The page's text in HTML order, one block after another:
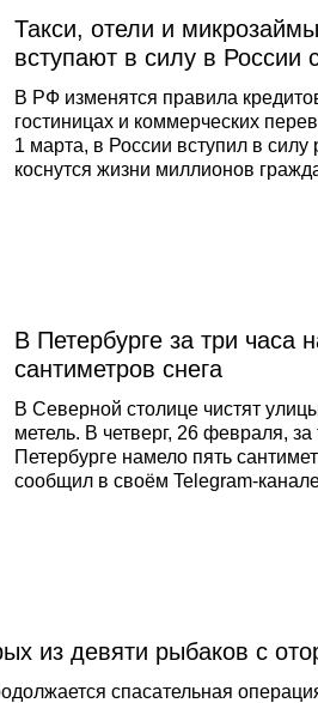
Такси, отели и
вступают в силу в России
В РФ изменятся правила
гостиницах и коммерческих
1 марта, в России вступил в силу
коснутся жизни миллионов
В Петербурге за три часа
сантиметров снега
В Северной столице чистят
метель. В четверг, 26 февраля, за
Петербурге намело пять
сообщил в своём Telegram-
«Обстановку на улицах
из девяти рыбаков с
спасательная